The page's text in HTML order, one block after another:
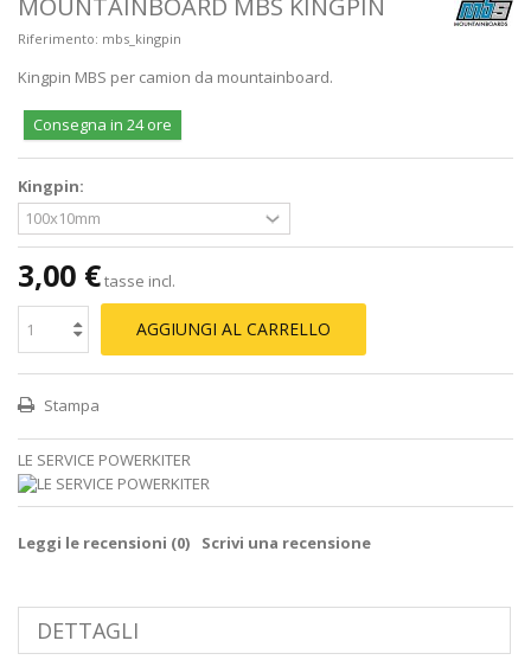
Riferimento: mbs_kingpin
Kingpin MBS per camion da mountainboard.
Consegna in 24 ore
Kingpin:
3,00 €tasse incl.
AGGIUNGI AL CARRELLO
Stampa
LE SERVICE POWERKITER
Leggi le recensioni (0) Scrivi una recensione
DETTAGLI